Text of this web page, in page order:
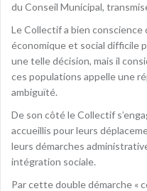
du Conseil Municipal,
Le Collectif a bien
économique et social difficile
une telle décision, mais il
ces populations appelle une
ambiguïté.
De son côté le Collectif
accueillis pour leurs
leurs démarches
intégration sociale.
Par cette double démarche «